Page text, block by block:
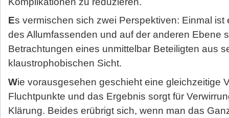
Es vermischen sich zwei Perspektiven: Einmal ist
des Allumfassenden und auf der anderen Ebene
Betrachtungen eines unmittelbar Beteiligten aus
klaustrophobischen Sicht.
Wie vorausgesehen geschieht eine gleichzeitige
Fluchtpunkte und das Ergebnis sorgt für
Klärung. Beides erübrigt sich, wenn man das